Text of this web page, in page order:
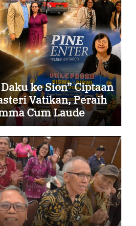
ke Sion” Ciptaan
Vatikan, Peraih
Cum Laude